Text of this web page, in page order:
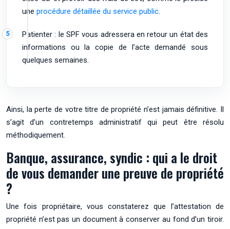
une procédure détaillée du service public.
Patienter : le SPF vous adressera en retour un état des
informations ou la copie de l’acte demandé sous
quelques semaines.
Ainsi, la perte de votre titre de propriété n’est jamais définitive. Il
s’agit d’un contretemps administratif qui peut être résolu
méthodiquement.
Banque, assurance, syndic : qui a le droit
de vous demander une preuve de propriété
?
Une fois propriétaire, vous constaterez que l’attestation de
propriété n’est pas un document à conserver au fond d’un tiroir.